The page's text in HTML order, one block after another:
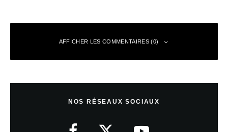
AFFICHER LES COMMENTAIRES (0)
NOS RÉSEAUX SOCIAUX